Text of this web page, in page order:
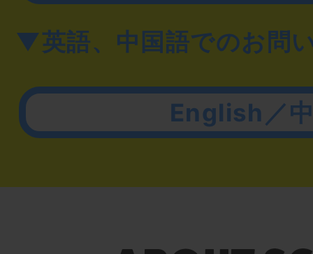
▼英語、中国語でのお問
English／